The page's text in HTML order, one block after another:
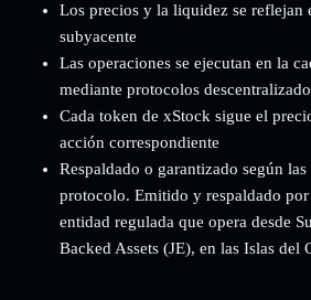
Los precios y la liquidez se reflejan
subyacente
Las operaciones se ejecutan en la
mediante protocolos
Cada token de xStock sigue el
acción correspondiente
Respaldado o garantizado según
protocolo. Emitido y respaldado
entidad regulada que opera desde
Backed Assets (JE), en las Islas del